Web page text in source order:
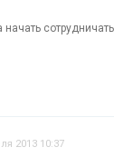
2013 10:37